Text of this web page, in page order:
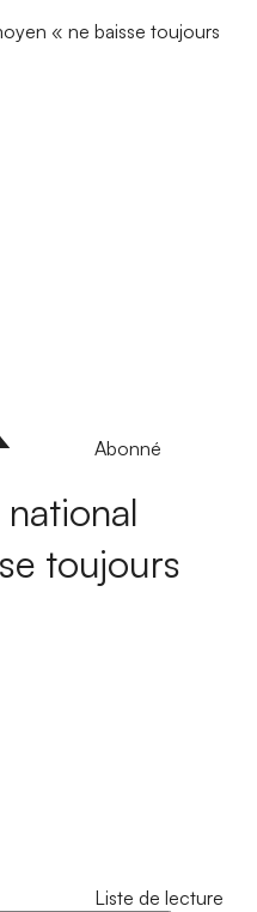
« ne baisse toujours
Abonné
national
toujours
Liste de lecture